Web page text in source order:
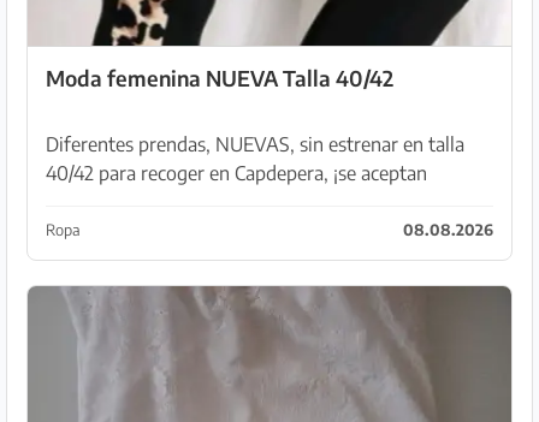
Moda femenina NUEVA Talla 40/42
Diferentes prendas, NUEVAS, sin estrenar en talla
40/42 para recoger en Capdepera, ¡se aceptan
Ropa 08.08.2026